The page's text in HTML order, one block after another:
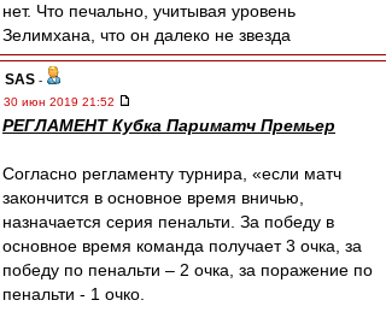
нет. Что печально, учитывая уровень
Зелимхана, что он далеко не звезда
SAS -
30 июн 2019 21:52
РЕГЛАМЕНТ Кубка Париматч Премьер
Согласно регламенту турнира, «если матч
закончится в основное время вничью,
назначается серия пенальти. За победу в
основное время команда получает 3 очка, за
победу по пенальти – 2 очка, за поражение по
пенальти - 1 очко.